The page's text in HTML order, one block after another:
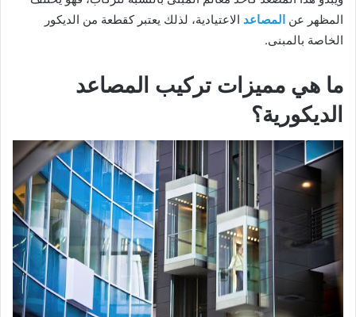
المظهر عن المصاعد الاعتيادية، لذلك يعتبر كقطعة من الديكور
الخاصة بالمبنى.
ما هي مميزات تركيب المصاعد
الديكورية؟